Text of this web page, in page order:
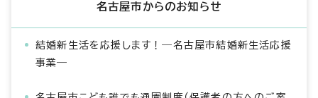
名古屋市からのお知らせ
結婚新生活を応援します！―名古屋市結婚新生活応援
事業―